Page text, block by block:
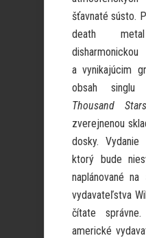
šťavnaté sústo.
death
a vynikajúcim
obsah singlu
Thousand
zverejnenou
dosky. Vydanie
ktorý bude
naplánované
vydavateľstva
čítate
americké